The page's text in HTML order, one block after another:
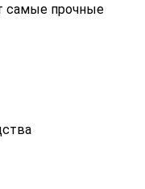
самые прочные